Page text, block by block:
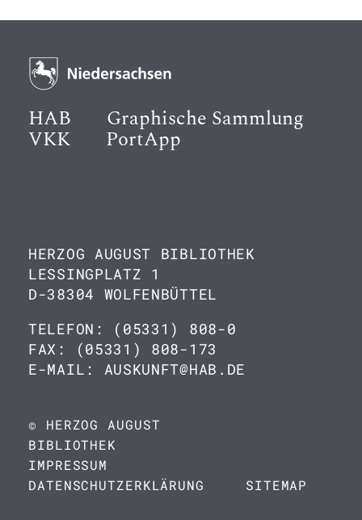
HAB Graphische Sammlung
VKK PortApp
HERZOG AUGUST BIBLIOTHEK
LESSINGPLATZ 1
D-38304 WOLFENBÜTTEL
TELEFON: (05331) 808-0
FAX: (05331) 808-173
E-MAIL: AUSKUNFT@HAB.DE
© HERZOG AUGUST
BIBLIOTHEK
IMPRESSUM
DATENSCHUTZERKLÄRUNG
SITEMAP